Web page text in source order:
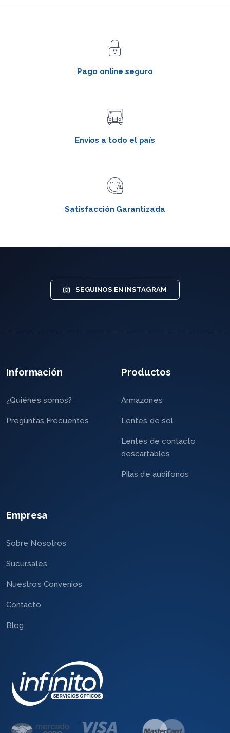
Pago online seguro
Envíos a todo el país
Satisfacción Garantizada
SEGUINOS EN INSTAGRAM
Información
¿Quiénes somos?
Preguntas Frecuentes
Productos
Armazones
Lentes de sol
Lentes de contacto
descartables
Pilas de audifonos
Empresa
Sobre Nosotros
Sucursales
Nuestros Convenios
Contacto
Blog